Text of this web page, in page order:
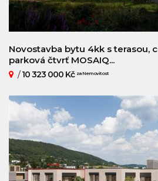
Novostavba bytu 4kk s terasou,
parková čtvrť MOSAIQ...
/10 323 000 Kč za Nemovitost